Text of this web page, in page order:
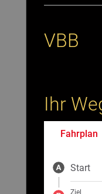
VBB
Ihr
Fahrplan
Start
Ziel